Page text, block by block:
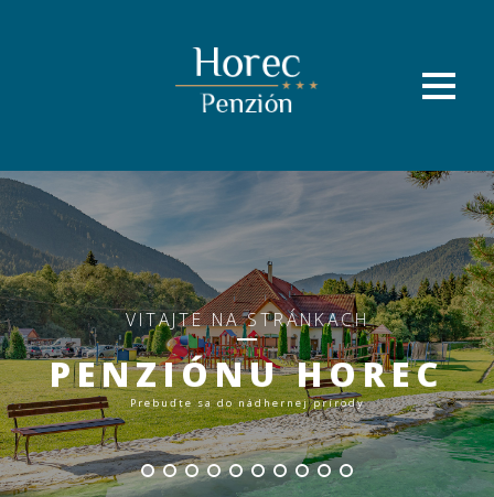
VITAJTE NA STRÁNKACH
PENZIÓNU HOREC
Prebuďte sa do nádhernej prírody